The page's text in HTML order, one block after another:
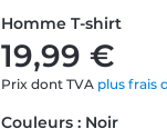
Homme T-shirt
19,99 €
Prix dont TVA plus frais
Couleurs : Noir